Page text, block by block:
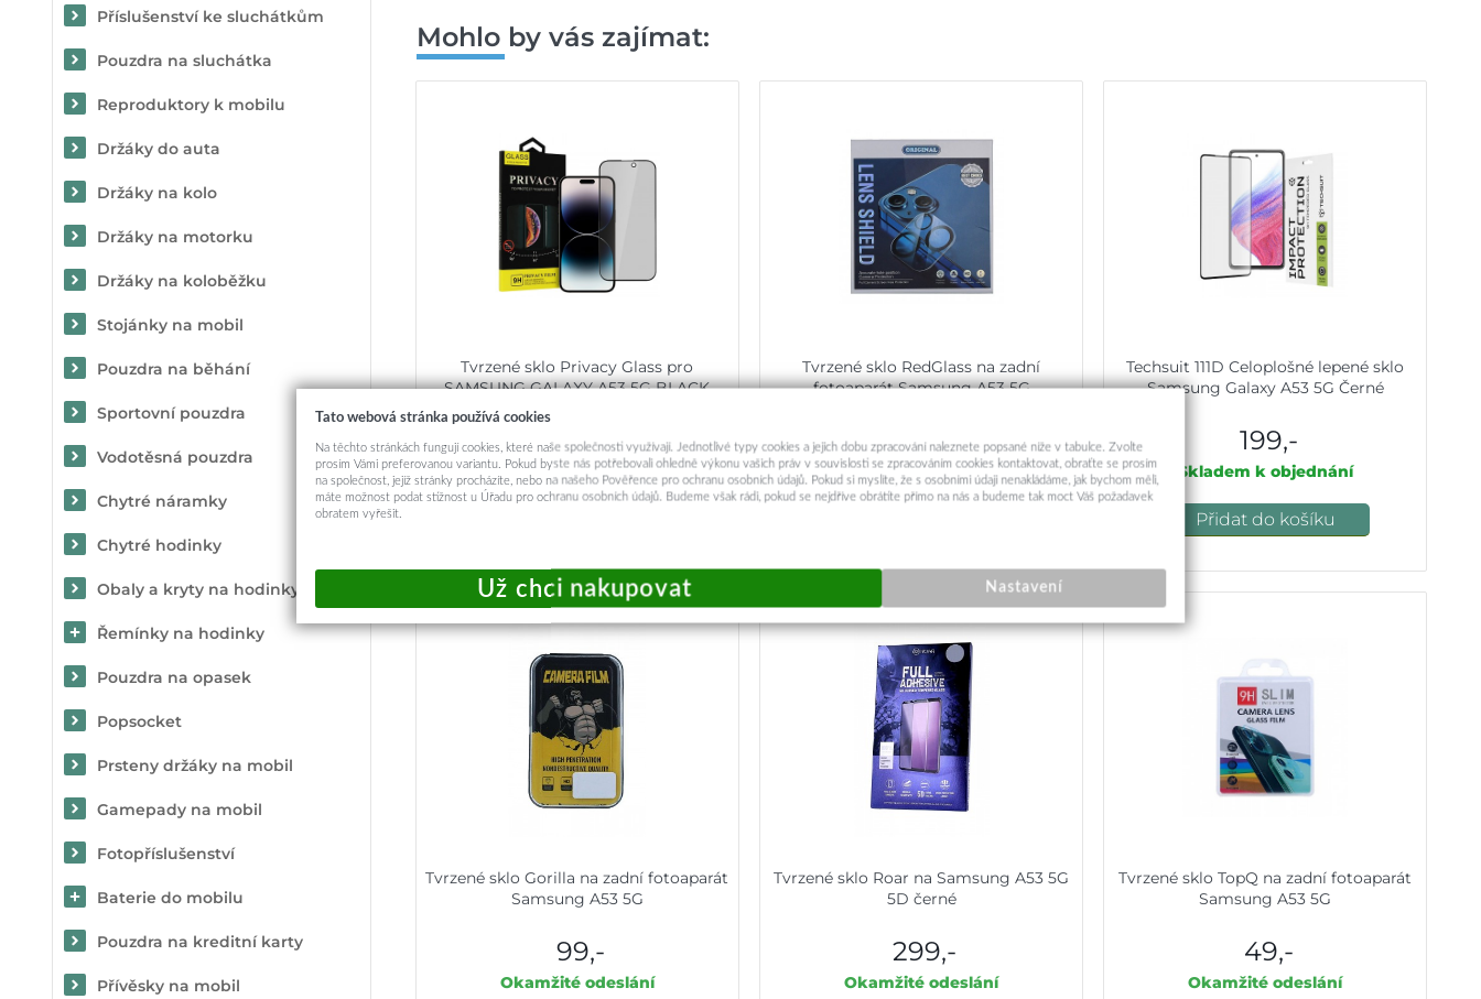
Příslušenství ke sluchátkům
Pouzdra na sluchátka
Reproduktory k mobilu
Držáky do auta
Držáky na kolo
Držáky na motorku
Držáky na koloběžku
Stojánky na mobil
Pouzdra na běhání
Sportovní pouzdra
Vodotěsná pouzdra
Chytré náramky
Chytré hodinky
Obaly a kryty na hodinky
Řemínky na hodinky
Pouzdra na opasek
Popsocket
Prsteny držáky na mobil
Gamepady na mobil
Fotopříslušenství
Baterie do mobilu
Pouzdra na kreditní karty
Přívěsky na mobil
Mohlo by vás zajímat:
Tvrzené sklo Privacy Glass pro
SAMSUNG GALAXY A53 5G BLACK
249,-
Okamžité odeslání
Tvrzené sklo RedGlass na zadní
fotoaparát Samsung A53 5G
149,-
Okamžité odeslání
Techsuit 111D Celoplošné lepené sklo
Samsung Galaxy A53 5G Černé
199,-
Skladem k objednání
Přidat do košíku
Tvrzené sklo Gorilla na zadní fotoaparát
Samsung A53 5G
99,-
Okamžité odeslání
Tvrzené sklo Roar na Samsung A53 5G
5D černé
299,-
Okamžité odeslání
Tvrzené sklo TopQ na zadní fotoaparát
Samsung A53 5G
49,-
Okamžité odeslání
Tato webová stránka používá cookies
Na těchto stránkách fungují cookies, které naše společnosti využívají. Jednotlivé typy cookies a jejich dobu zpracování naleznete popsané níže v tabulce. Zvolte
prosím Vámi preferovanou variantu. Pokud byste nás potřebovali ohledně výkonu vašich práv v souvislosti se zpracováním cookies kontaktovat, obraťte se prosím
na společnost, jejíž stránky procházíte, nebo na našeho Pověřence pro ochranu osobních údajů. Pokud si myslíte, že s osobními údaji nenakládáme, jak bychom měli,
máte možnost podat stížnost u Úřadu pro ochranu osobních údajů. Budeme však rádi, pokud se nejdříve obrátíte přímo na nás a budeme tak moct Váš požadavek
obratem vyřešit.
Nastavení